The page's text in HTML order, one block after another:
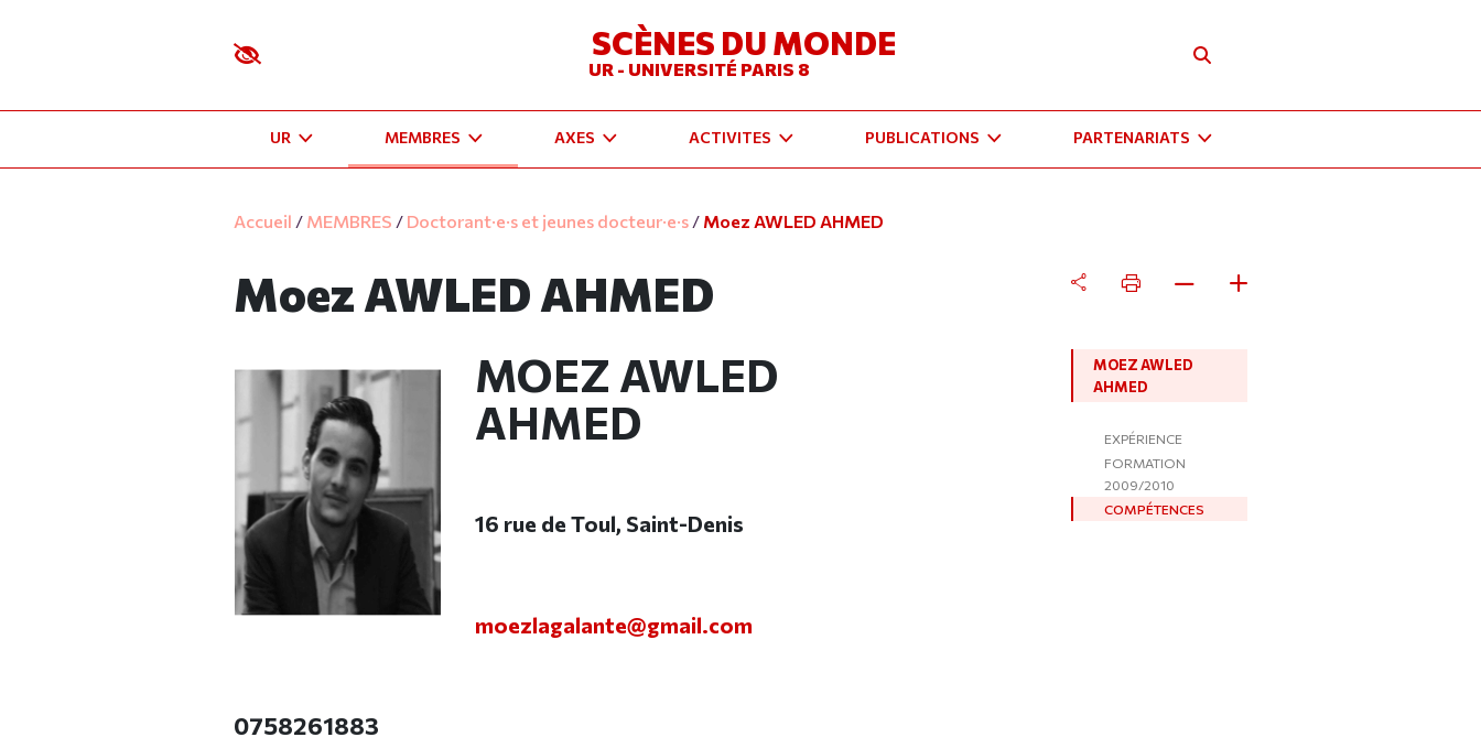
SCÈNES DU MONDE
UR - UNIVERSITÉ PARIS 8
UR MEMBRES AXES ACTIVITES PUBLICATIONS PARTENARIATS
Accueil / MEMBRES / Doctorant·e·s et jeunes docteur·e·s / Moez AWLED AHMED
Moez AWLED AHMED
MOEZ AWLED
AHMED
16 rue de Toul, Saint-Denis
moezlagalante@gmail.com
0758261883
MOEZ AWLED
AHMED
EXPÉRIENCE
FORMATION
2009/2010
COMPÉTENCES